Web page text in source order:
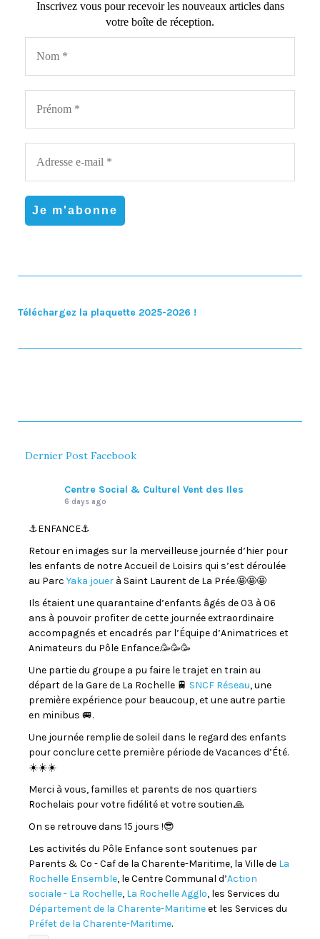
Inscrivez vous pour recevoir les nouveaux articles dans
votre boîte de réception.
Téléchargez la plaquette 2025-2026 !
Dernier Post Facebook
Centre Social & Culturel Vent des Iles
6 days ago
⚓️ENFANCE⚓️
Retour en images sur la merveilleuse journée d’hier pour
les enfants de notre Accueil de Loisirs qui s’est déroulée
au Parc Yaka jouer à Saint Laurent de La Prée.🤩🤩🤩
Ils étaient une quarantaine d’enfants âgés de 03 à 06
ans à pouvoir profiter de cette journée extraordinaire
accompagnés et encadrés par l’Équipe d’Animatrices et
Animateurs du Pôle Enfance.🥳🥳🥳
Une partie du groupe a pu faire le trajet en train au
départ de la Gare de La Rochelle 🚆 SNCF Réseau, une
première expérience pour beaucoup, et une autre partie
en minibus 🚐.
Une journée remplie de soleil dans le regard des enfants
pour conclure cette première période de Vacances d’Été.
☀️☀️☀️
Merci à vous, familles et parents de nos quartiers
Rochelais pour votre fidélité et votre soutien.🙏
On se retrouve dans 15 jours !😎
Les activités du Pôle Enfance sont soutenues par
Parents & Co - Caf de la Charente-Maritime, la Ville de La
Rochelle Ensemble, le Centre Communal d’Action
sociale - La Rochelle, La Rochelle Agglo, les Services du
Département de la Charente-Maritimeet les Services du
Préfet de la Charente-Maritime.